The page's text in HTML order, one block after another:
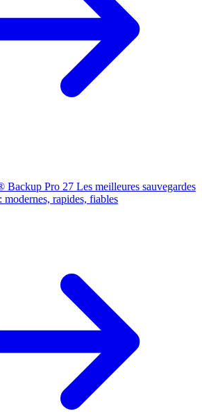
Backup Pro 27 Les meilleures sauvegardes
modernes, rapides, fiables